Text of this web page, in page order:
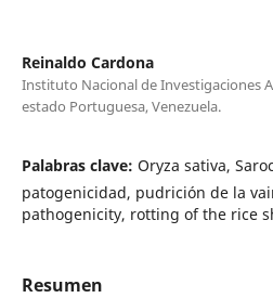
Reinaldo Cardona
Instituto Nacional de Investigaciones
estado Portuguesa, Venezuela.
Palabras clave: Oryza sativa,
patogenicidad, pudrición de la
pathogenicity, rotting of the rice
Resumen